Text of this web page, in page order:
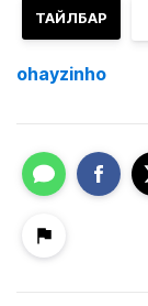
ТАЙЛБАР
ohayzinho